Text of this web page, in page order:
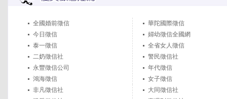
全國婚前徵信
今日徵信
泰一徵信
二奶徵信社
永豐徵信公司
鴻海徵信
華陀國際徵信
婦幼徵信全國網
全省女人徵信
警民徵信社
年代徵信
女子徵信
非凡徵信社
大同徵信社